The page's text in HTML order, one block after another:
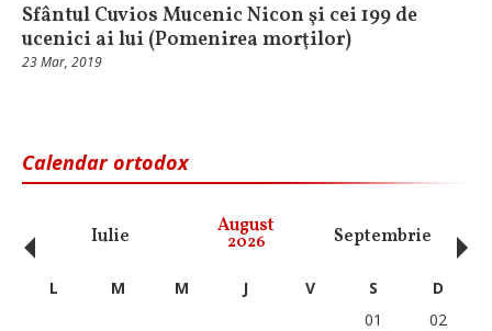
Sfântul Cuvios Mucenic Nicon şi cei 199 de
ucenici ai lui (Pomenirea morţilor)
23 Mar, 2019
Calendar ortodox
Iulie August
2026 Septembrie
‹ L M M J V S
D
01
02